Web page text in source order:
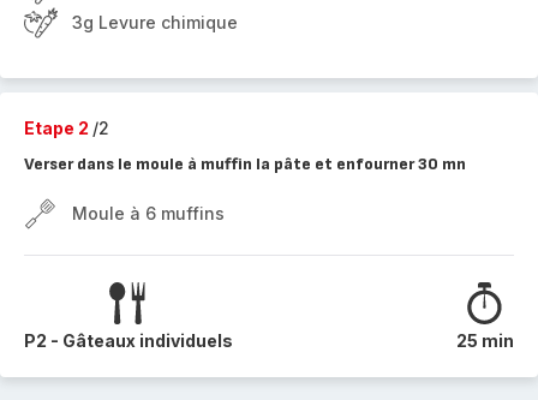
3g Levure chimique
Etape 2 /2
Verser dans le moule à muffin la pâte et enfourner 30 mn
Moule à 6 muffins
P2 - Gâteaux individuels 25 min